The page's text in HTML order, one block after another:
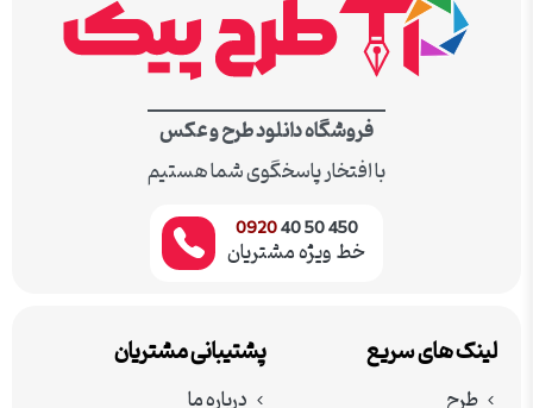
فروشگاه دانلود طرح و عکس
با افتخار پاسخگوی شما هستیم
450 50 40
0920
خط ویژه مشتریان
لینک های سریع پشتیبانی مشتریان